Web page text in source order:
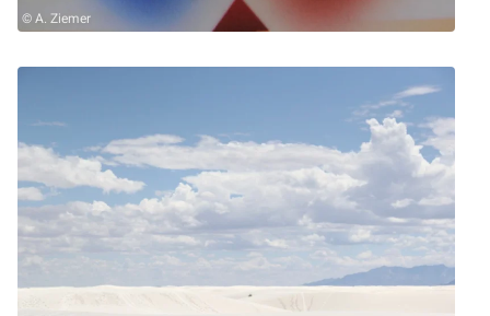
© A. Ziemer